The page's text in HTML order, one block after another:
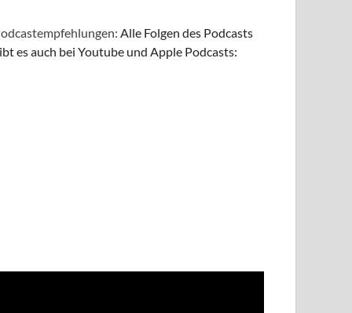
Alle Folgen des Podcasts
es auch bei Youtube und Apple Podcasts: